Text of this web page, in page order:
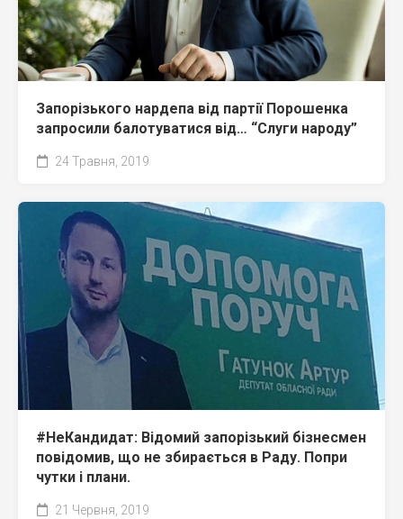
Запорізького нардепа від партії Порошенка
запросили балотуватися від… “Слуги народу”
24 Травня, 2019
#НеКандидат: Відомий запорізький бізнесмен
повідомив, що не збирається в Раду. Попри
чутки і плани.
21 Червня, 2019